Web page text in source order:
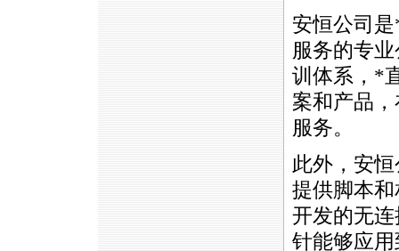
安恒公司是
服务的专
训体系， *
案和产品
服务。
此外，安
提供脚本
开发的无
针能够应